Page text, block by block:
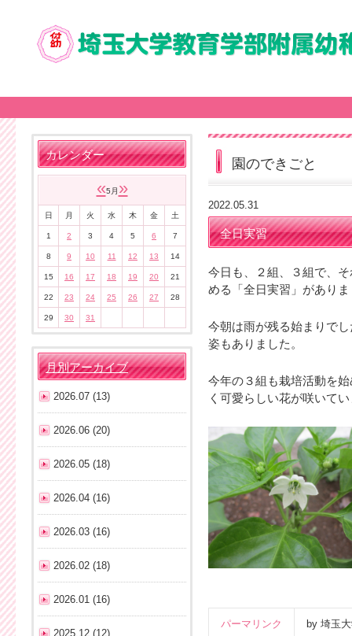
園のできごと
2022.05.31
全日実習
今日も、２組、３組で、
める「全日実習」があり
今朝は雨が残る始まりで
姿もありました。
今年の３組も栽培活動を
く可愛らしい花が咲いて
パーマリンク by 埼玉
カレンダー
«5月 »
日 月 火 水 木 金 土
1 2 3 4 5 6 7
8 9 10 11 12 13 14
15 16 17 18 19 20 21
22 23 24 25 26 27 28
29 30 31
月別アーカイブ
2026.07 (13)
2026.06 (20)
2026.05 (18)
2026.04 (16)
2026.03 (16)
2026.02 (18)
2026.01 (16)
2025.12 (12)